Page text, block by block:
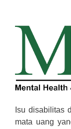
Isu disabilitas
mata uang